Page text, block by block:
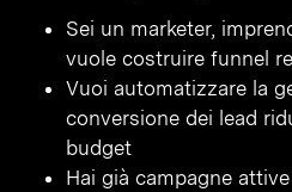
Sei un marketer,
vuole costruire funnel
Vuoi automatizzare la
conversione dei lead
budget
Hai già campagne